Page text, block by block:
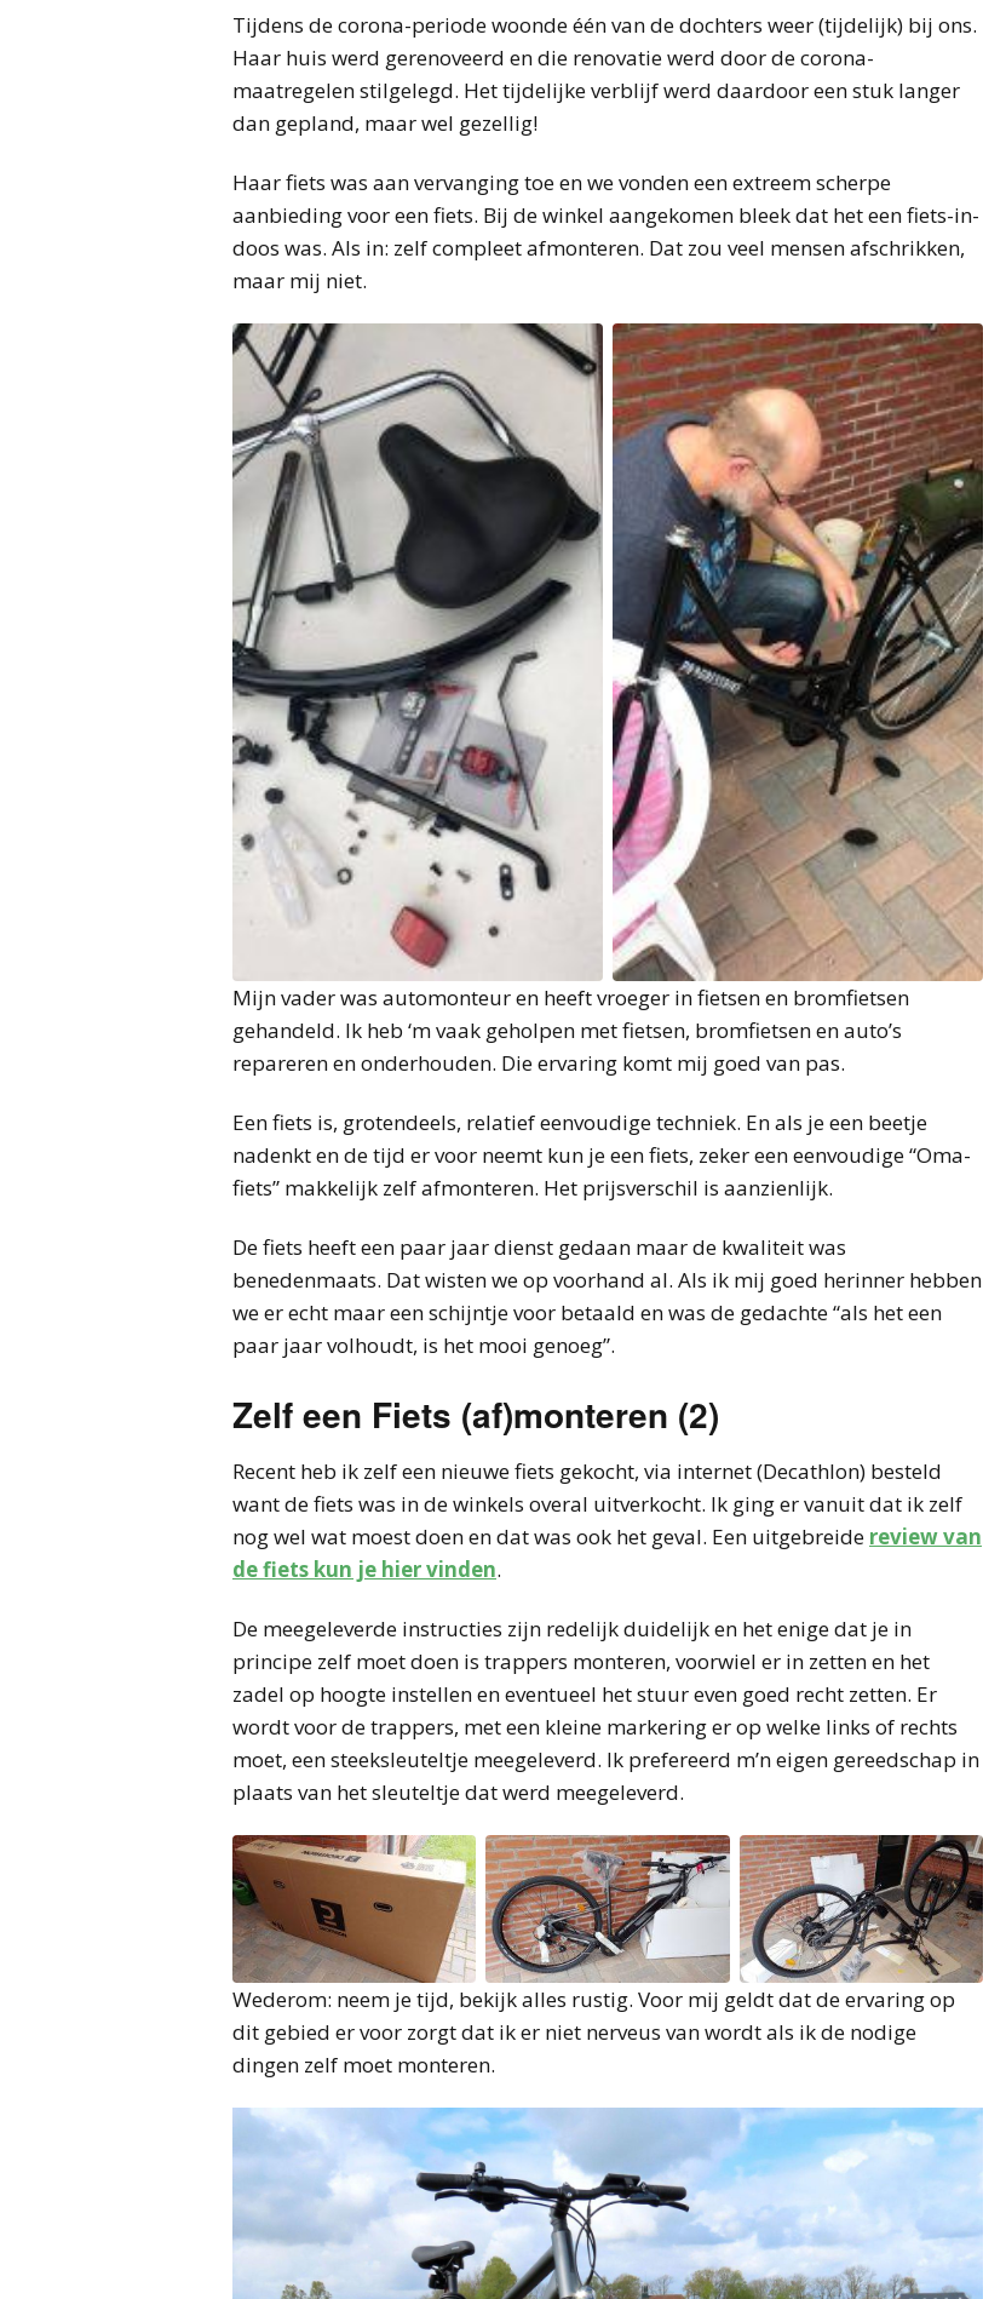
Tijdens de corona-periode woonde één van de dochters weer (tijdelijk) bij ons.
Haar huis werd gerenoveerd en die renovatie werd door de corona-
maatregelen stilgelegd. Het tijdelijke verblijf werd daardoor een stuk langer
dan gepland, maar wel gezellig!
Haar fiets was aan vervanging toe en we vonden een extreem scherpe
aanbieding voor een fiets. Bij de winkel aangekomen bleek dat het een fiets-in-
doos was. Als in: zelf compleet afmonteren. Dat zou veel mensen afschrikken,
maar mij niet.
Mijn vader was automonteur en heeft vroeger in fietsen en bromfietsen
gehandeld. Ik heb ‘m vaak geholpen met fietsen, bromfietsen en auto’s
repareren en onderhouden. Die ervaring komt mij goed van pas.
Een fiets is, grotendeels, relatief eenvoudige techniek. En als je een beetje
nadenkt en de tijd er voor neemt kun je een fiets, zeker een eenvoudige “Oma-
fiets” makkelijk zelf afmonteren. Het prijsverschil is aanzienlijk.
De fiets heeft een paar jaar dienst gedaan maar de kwaliteit was
benedenmaats. Dat wisten we op voorhand al. Als ik mij goed herinner hebben
we er echt maar een schijntje voor betaald en was de gedachte “als het een
paar jaar volhoudt, is het mooi genoeg”.
Zelf een Fiets (af)monteren (2)
Recent heb ik zelf een nieuwe fiets gekocht, via internet (Decathlon) besteld
want de fiets was in de winkels overal uitverkocht. Ik ging er vanuit dat ik zelf
nog wel wat moest doen en dat was ook het geval. Een uitgebreide review van
de fiets kun je hier vinden.
De meegeleverde instructies zijn redelijk duidelijk en het enige dat je in
principe zelf moet doen is trappers monteren, voorwiel er in zetten en het
zadel op hoogte instellen en eventueel het stuur even goed recht zetten. Er
wordt voor de trappers, met een kleine markering er op welke links of rechts
moet, een steeksleuteltje meegeleverd. Ik prefereerd m’n eigen gereedschap in
plaats van het sleuteltje dat werd meegeleverd.
Wederom: neem je tijd, bekijk alles rustig. Voor mij geldt dat de ervaring op
dit gebied er voor zorgt dat ik er niet nerveus van wordt als ik de nodige
dingen zelf moet monteren.